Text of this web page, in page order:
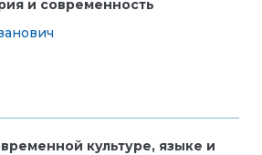
и современность
культуре, языке и